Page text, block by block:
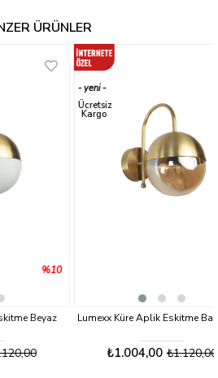
ÜRÜNLER
Lumexx Küre Aplik Eskitme Bal Camlı
₺1.004,00 ₺1.120,00
Ücretsiz